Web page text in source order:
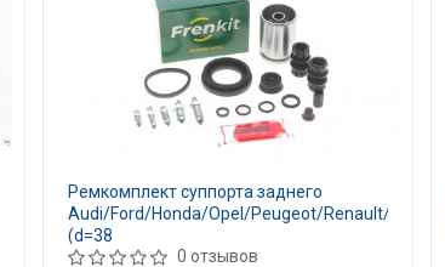
Ремкомплект суппорта заднего
Audi/Ford/Honda/Opel/Peugeot/Renault/
(d=38
0 отзывов